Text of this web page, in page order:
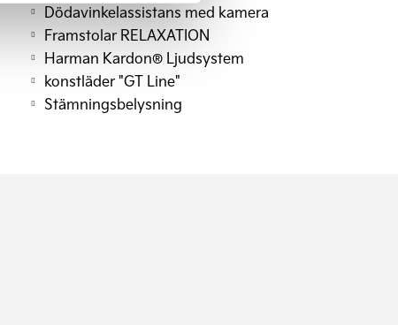
Dödavinkelassistans med kamera
Framstolar RELAXATION
Harman Kardon® Ljudsystem
konstläder "GT Line"
Stämningsbelysning